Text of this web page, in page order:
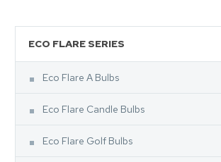
ECO FLARE SERIES
Eco Flare A Bulbs
Eco Flare Candle Bulbs
Eco Flare Golf Bulbs